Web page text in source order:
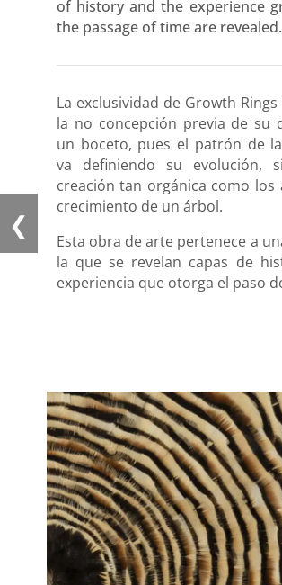
of history and the experience
the passage of time are revealed.
La exclusividad de Growth
la no concepción previa de su
un boceto, pues el patrón de
va definiendo su evolución,
creación tan orgánica como los
crecimiento de un árbol.
Esta obra de arte pertenece a
la que se revelan capas de
experiencia que otorga el paso
❮